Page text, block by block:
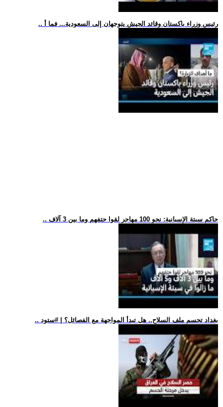
.. رئيس وزراء باكستان وقائد الجيش يتوجهان إلى السعودية... فما أ
.. حاكم سبتة الإسبانية: نحو 100 مهاجر لقوا حتفهم وما بين 3 آلاف
.. بغداد تحسم ملف السلاح.. هل تبدأ المواجهة مع الفصائل؟ | #ستود